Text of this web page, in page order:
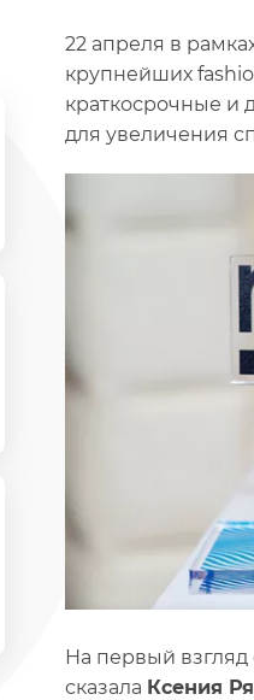
22 апреля в
крупнейших
краткосрочные и
для увеличения
На первый
сказала Ксения